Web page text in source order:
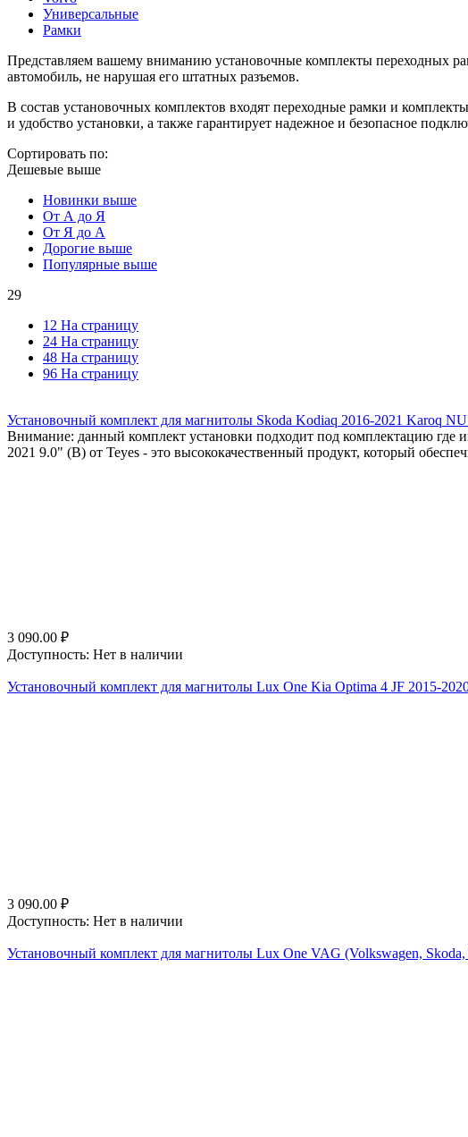
Универсальные
Рамки
Представляем вашему вниманию установочные комплекты переходных
автомобиль, не нарушая его штатных разъемов.
В состав установочных комплектов входят переходные рамки и
и удобство установки, а также гарантирует надежное и безопасное
Сортировать по:
Дешевые выше
Новинки выше
От А до Я
От Я до А
Дорогие выше
Популярные выше
29
12 На страницу
24 На страницу
48 На страницу
96 На страницу
Установочный комплект для магнитолы Skoda Kodiaq 2016-2021 Karoq
Внимание: данный комплект установки подходит под комплектацию где
2021 9.0" (B) от Teyes - это высококачественный продукт, который
3 090.00 ₽
Доступность: Нет в наличии
Установочный комплект для магнитолы Lux One Kia Optima 4 JF 2015-
3 090.00 ₽
Доступность: Нет в наличии
Установочный комплект для магнитолы Lux One VAG (Volkswagen, Skoda,